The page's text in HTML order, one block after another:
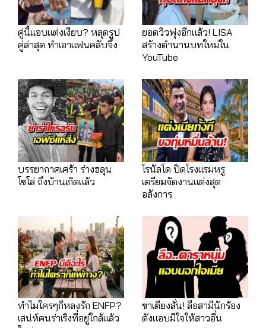
คู่นี้แอบแต่งเงียบ? หลุดรูป
คู่ล่าสุด ทำเอาแฟนคลับจึ้ง
ยอดวิวพุ่งอีกแล้ว! LISA
สร้างตำนานบทใหม่ใน
YouTube
บรรยากาศเศร้า ร่างฮลุน
โซโล่ ถึงบ้านเกิดแล้ว
โรนัลโด ปิดโรงแรมหรู
เตรียมจัดงานแต่งสุด
อลังการ
ทำไมใครๆก็หลงรัก ENFP?
เสน่ห์คนร่าเริงที่อยู่ใกล้แล้ว
ขาเตียงสั่น! ลือสามีนักร้อง
ดังแอบมีใจให้สาวอื่น